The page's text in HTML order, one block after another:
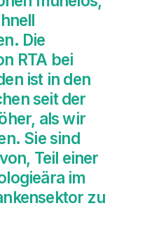
Die
RTA bei
ist in den
seit der
als wir
Sie sind
Teil einer
im
zu